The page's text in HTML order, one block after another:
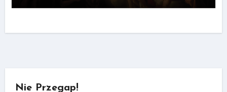
Nie Przegap!